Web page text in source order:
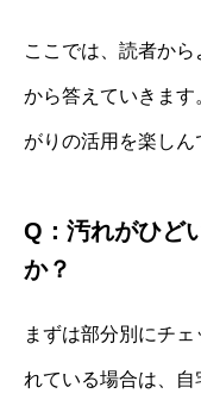
ここでは、読者か
から答えていきま
がりの活用を楽しん
Q：汚れがひど
か？
まずは部分別にチ
れている場合は、